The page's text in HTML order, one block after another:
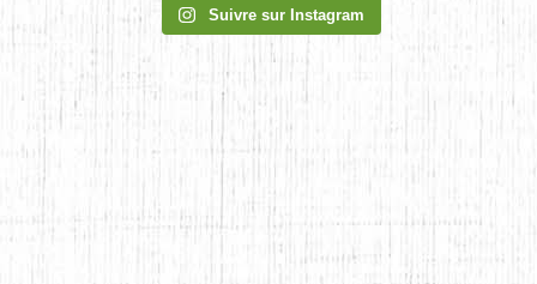
Suivre sur Instagram